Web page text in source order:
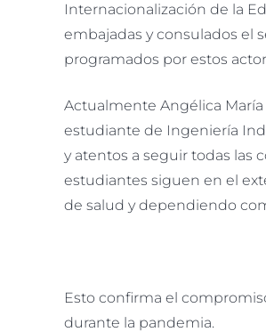
Internacionalización de la
embajadas y consulados el
programados por estos
Actualmente Angélica
estudiante de Ingeniería
y atentos a seguir todas las
estudiantes siguen en el
de salud y dependiendo
Esto confirma el
durante la pandemia.